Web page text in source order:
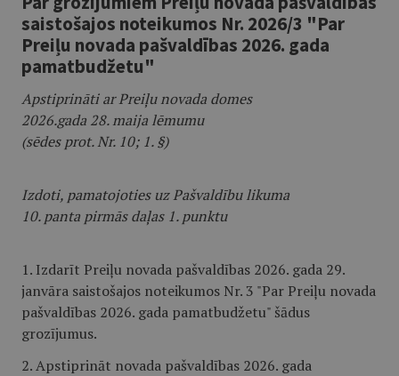
saistošajos noteikumos Nr. 2026/3 "Par
Preiļu novada pašvaldības 2026. gada
pamatbudžetu"
Apstiprināti ar Preiļu novada domes
2026.gada 28. maija lēmumu
(sēdes prot. Nr. 10; 1. §)
Izdoti, pamatojoties uz Pašvaldību likuma
10. panta pirmās daļas 1. punktu
1. Izdarīt Preiļu novada pašvaldības 2026. gada 29.
janvāra saistošajos noteikumos Nr. 3 "Par Preiļu novada
pašvaldības 2026. gada pamatbudžetu" šādus
grozījumus.
2. Apstiprināt novada pašvaldības 2026. gada